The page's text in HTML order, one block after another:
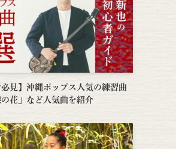
必見】沖縄ポップス人気の練習曲
花」など人気曲を紹介